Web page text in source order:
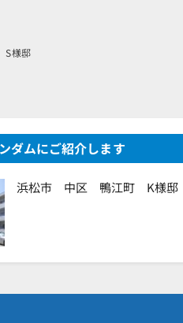
S様邸
ダムにご紹介します
浜松市 中区 鴨江町 K様邸